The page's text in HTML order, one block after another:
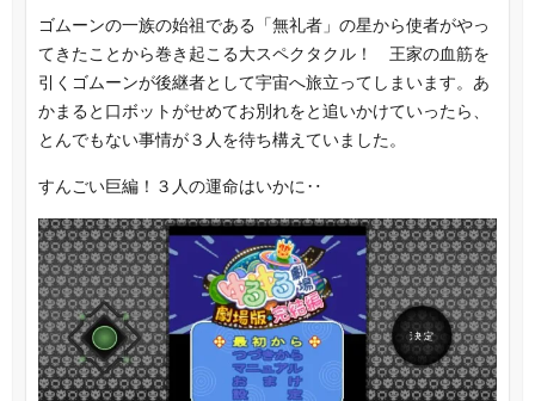
ゴムーンの一族の始祖である「無礼者」の星から使者がやっ
てきたことから巻き起こる大スペクタクル！ 王家の血筋を
引くゴムーンが後継者として宇宙へ旅立ってしまいます。あ
かまると口ボットがせめてお別れをと追いかけていったら、
とんでもない事情が３人を待ち構えていました。
すんごい巨編！３人の運命はいかに‥